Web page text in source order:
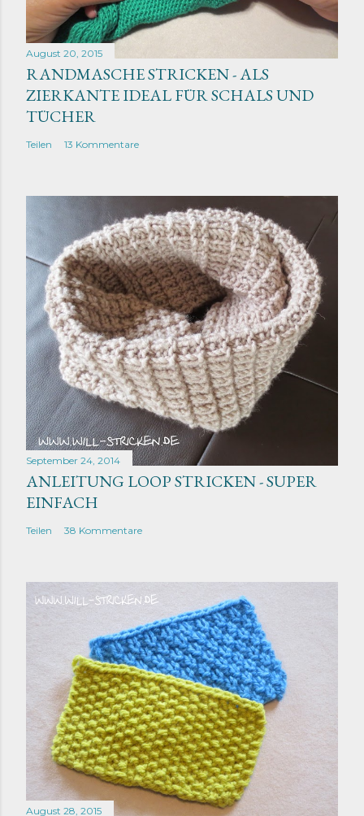
August 20, 2015
RANDMASCHE STRICKEN - ALS
ZIERKANTE IDEAL FÜR SCHALS UND
TÜCHER
Teilen 13 Kommentare
September 24, 2014
ANLEITUNG LOOP STRICKEN - SUPER
EINFACH
Teilen 38 Kommentare
August 28, 2015